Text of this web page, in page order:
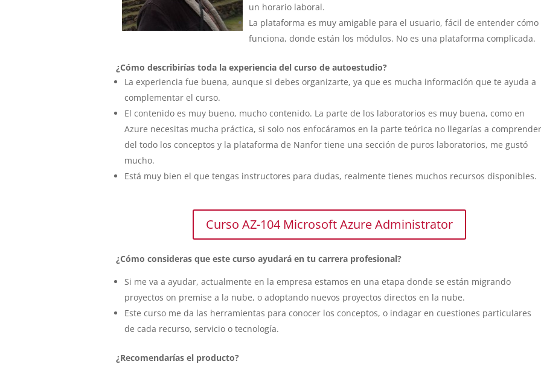
un horario laboral.
La plataforma es muy amigable para el usuario, fácil de entender cómo
funciona, donde están los módulos. No es una plataforma complicada.
¿Cómo describirías toda la experiencia del curso de autoestudio?
La experiencia fue buena, aunque si debes organizarte, ya que es mucha información que te ayuda a
complementar el curso.
El contenido es muy bueno, mucho contenido. La parte de los laboratorios es muy buena, como en
Azure necesitas mucha práctica, si solo nos enfocáramos en la parte teórica no llegarías a comprender
del todo los conceptos y la plataforma de Nanfor tiene una sección de puros laboratorios, me gustó
mucho.
Está muy bien el que tengas instructores para dudas, realmente tienes muchos recursos disponibles.
Curso AZ-104 Microsoft Azure Administrator
¿Cómo consideras que este curso ayudará en tu carrera profesional?
Si me va a ayudar, actualmente en la empresa estamos en una etapa donde se están migrando
proyectos on premise a la nube, o adoptando nuevos proyectos directos en la nube.
Este curso me da las herramientas para conocer los conceptos, o indagar en cuestiones particulares
de cada recurso, servicio o tecnología.
¿Recomendarías el producto?